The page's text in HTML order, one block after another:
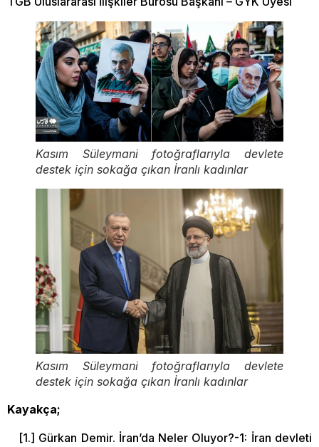
Kasım Süleymani fotoğraflarıyla devlete
destek için sokağa çıkan İranlı kadınlar
Kasım Süleymani fotoğraflarıyla devlete
destek için sokağa çıkan İranlı kadınlar
Kayakça;
[1.] Gürkan Demir. İran’da Neler Oluyor?-1: İran devleti